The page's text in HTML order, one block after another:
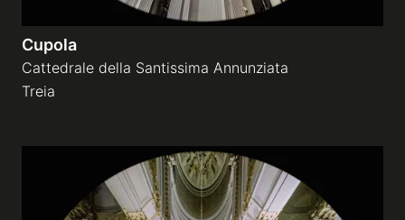
Cupola
Cattedrale della Santissima Annunziata
Treia